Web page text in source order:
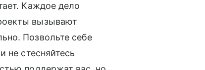
Каждое дело
вызывают
Позвольте себе
не стесняйтесь